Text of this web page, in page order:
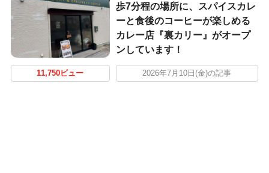
歩7分程の場所に、スパイスカレ
ーと食後のコーヒーが楽しめる
カレー店『裏カリー』がオープ
ンしています！
11,750ビュー 2026年7月10日(金)の記事